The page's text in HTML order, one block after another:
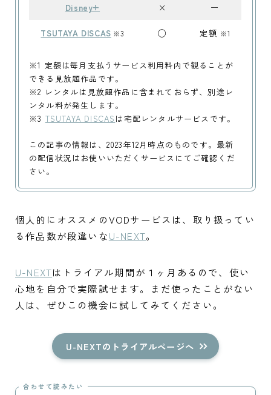
Disney+ × ー
TSUTAYA DISCAS ※3 ◯ 定額 ※1
※1 定額は毎月支払うサービス利用料内で観ることが
できる見放題作品です。
※2 レンタルは見放題作品に含まれておらず、別途レ
ンタル料が発生します。
※3 TSUTAYA DISCAS は宅配レンタルサービスです。
この記事の情報は、2023年12月時点のものです。最新
の配信状況はお使いいただくサービスにてご確認くだ
さい。
個人的にオススメのVODサービスは、取り扱ってい
る作品数が段違いなU-NEXT。
U-NEXTはトライアル期間が１ヶ月あるので、使い
心地を自分で実際試せます。まだ使ったことがない
人は、ぜひこの機会に試してみてください。
U-NEXTのトライアルページへ
合わせて読みたい